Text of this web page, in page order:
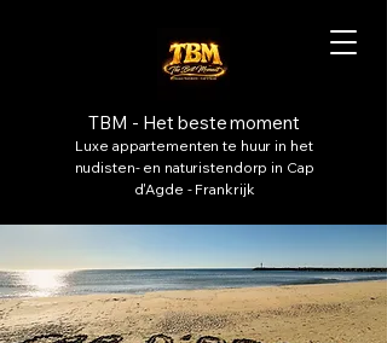
TBM - Het beste moment
Luxe appartementen te huur in het
nudisten- en naturistendorp in Cap
d'Agde - Frankrijk